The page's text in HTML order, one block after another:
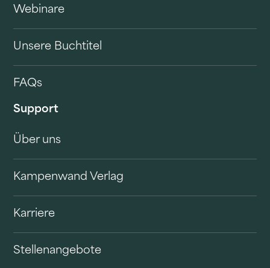
Webinare
Unsere Buchtitel
FAQs
Support
Über uns
Kampenwand Verlag
Karriere
Stellenangebote